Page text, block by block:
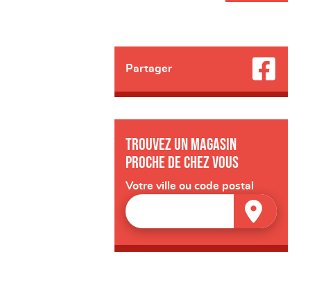
Partager
Trouvez un magasin
proche de chez vous
Votre ville ou code postal